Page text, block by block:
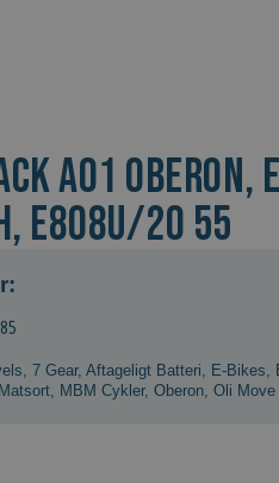
A01 Oberon, E
E808U/20 55
7 Gear, Aftageligt Batteri E-Bikes
Matsort MBM Cykler, Oberon Oli Move